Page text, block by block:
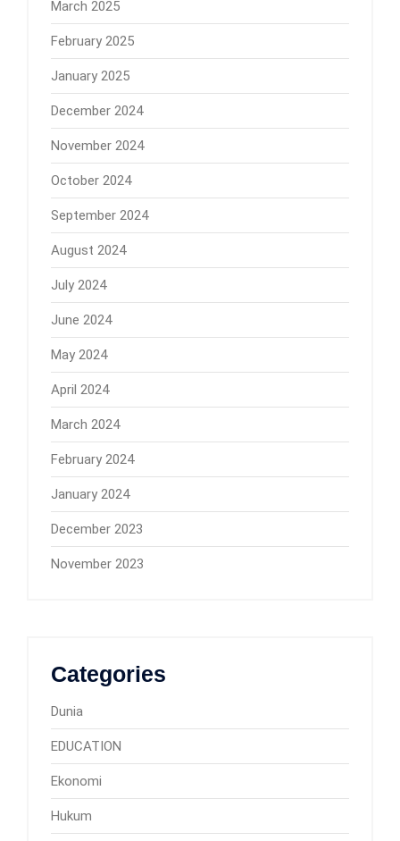
March 2025
February 2025
January 2025
December 2024
November 2024
October 2024
September 2024
August 2024
July 2024
June 2024
May 2024
April 2024
March 2024
February 2024
January 2024
December 2023
November 2023
Categories
Dunia
EDUCATION
Ekonomi
Hukum